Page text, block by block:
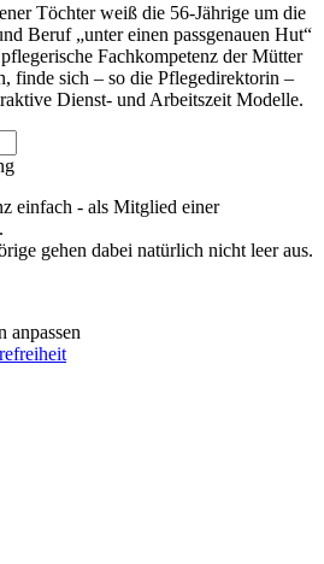
Töchter weiß die 56-Jährige um die
Beruf „unter einen passgenauen Hut“
Fachkompetenz der Mütter
finde sich – so die Pflegedirektorin –
Dienst- und Arbeitszeit Modelle.
einfach - als Mitglied einer
gehen dabei natürlich nicht leer aus.
anpassen